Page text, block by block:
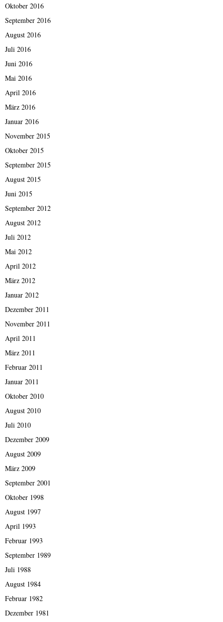
Oktober 2016
September 2016
August 2016
Juli 2016
Juni 2016
Mai 2016
April 2016
März 2016
Januar 2016
November 2015
Oktober 2015
September 2015
August 2015
Juni 2015
September 2012
August 2012
Juli 2012
Mai 2012
April 2012
März 2012
Januar 2012
Dezember 2011
November 2011
April 2011
März 2011
Februar 2011
Januar 2011
Oktober 2010
August 2010
Juli 2010
Dezember 2009
August 2009
März 2009
September 2001
Oktober 1998
August 1997
April 1993
Februar 1993
September 1989
Juli 1988
August 1984
Februar 1982
Dezember 1981